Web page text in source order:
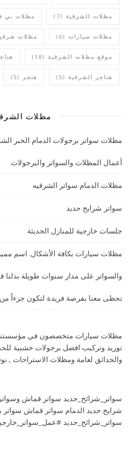
مظلات الشرقية (7) مظلات بي
مظلات سيارات (6) مظلات
موقع مظلات الشرقية (18)
هناجر الشرقية (5) هنجر (5)
مظلات
مظلات سواتر برجولات الدمام الخبر
أعمال المظلات والسواتر والبرجولات
مظلات الدمام سواتر الشرقيه
سواتر شرايح حديد
جلسات خارجية للمنازل الحديثة
مظلات سيارات بكافة الأشكال. اسم
والسواتر على مدار سنوات طويلة
تحظى معنا بفرصة فريدة لتكون جزءاً من هذا
مظلات سيارات متخصصون في مؤسستنا
توريد وتركيب افضل برجولات خشبية
والحدائق لعامة ومظلات الاستراحات ,
سواتر_شرائح_حديد سواتر قماش
شرايح حديد الدمام سواتر قماش سواتر
سواتر_شرائح_حديد